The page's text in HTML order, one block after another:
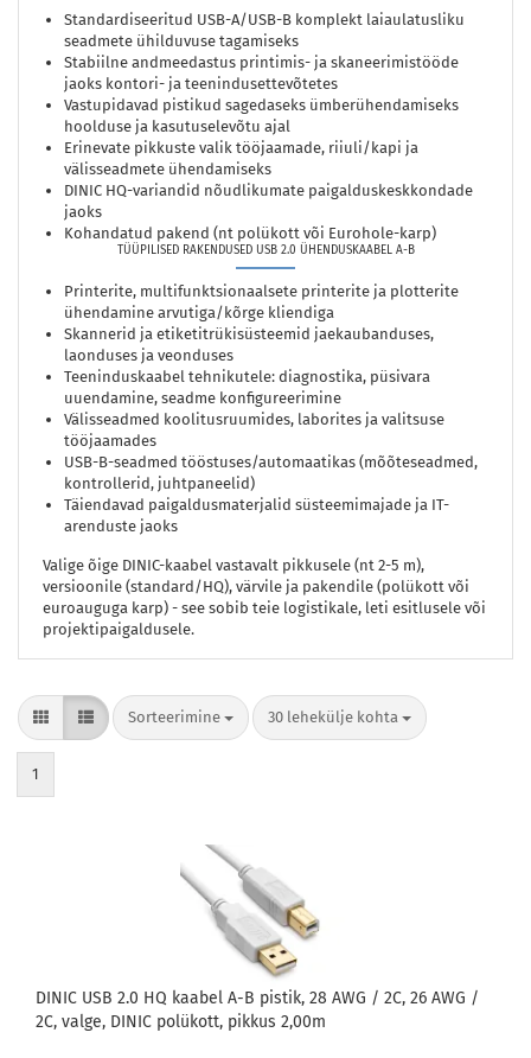
Standardiseeritud USB-A/USB-B komplekt laiaulatusliku
seadmete ühilduvuse tagamiseks
Stabiilne andmeedastus printimis- ja skaneerimistööde
jaoks kontori- ja teenindusettevõtetes
Vastupidavad pistikud sagedaseks ümberühendamiseks
hoolduse ja kasutuselevõtu ajal
Erinevate pikkuste valik tööjaamade, riiuli/kapi ja
välisseadmete ühendamiseks
DINIC HQ-variandid nõudlikumate paigalduskeskkondade
jaoks
Kohandatud pakend (nt polükott või Eurohole-karp)
TÜÜPILISED RAKENDUSED USB 2.0 ÜHENDUSKAABEL A-B
Printerite, multifunktsionaalsete printerite ja plotterite
ühendamine arvutiga/kõrge kliendiga
Skannerid ja etiketitrükisüsteemid jaekaubanduses,
laonduses ja veonduses
Teeninduskaabel tehnikutele: diagnostika, püsivara
uuendamine, seadme konfigureerimine
Välisseadmed koolitusruumides, laborites ja valitsuse
tööjaamades
USB-B-seadmed tööstuses/automaatikas (mõõteseadmed,
kontrollerid, juhtpaneelid)
Täiendavad paigaldusmaterjalid süsteemimajade ja IT-
arenduste jaoks
Valige õige DINIC-kaabel vastavalt pikkusele (nt 2-5 m),
versioonile (standard/HQ), värvile ja pakendile (polükott või
euroauguga karp) - see sobib teie logistikale, leti esitlusele või
projektipaigaldusele.
Sorteerimine
Sorteerimine 30 lehekülje kohta
lehekülje kohta
1
DINIC USB 2.0 HQ kaabel A-B pistik, 28 AWG / 2C, 26 AWG /
2C, valge, DINIC polükott, pikkus 2,00m